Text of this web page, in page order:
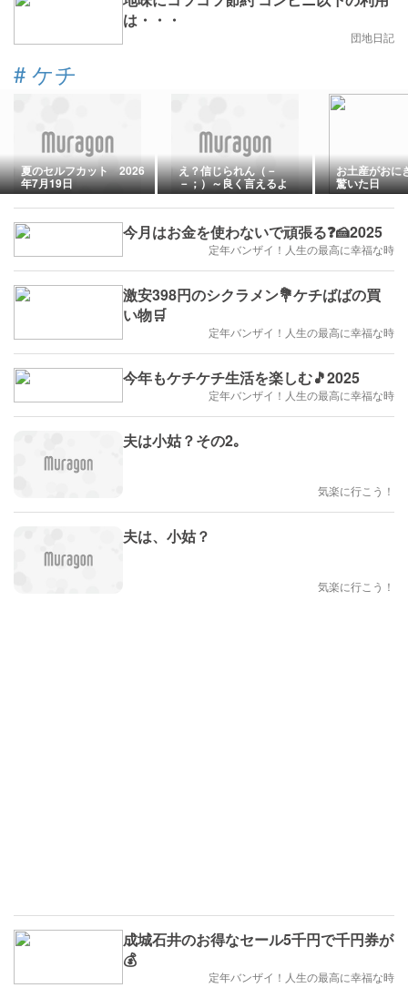
は・・・
団地日記
# ケチ
夏のセルフカット 2026
年7月19日
え？信じられん（－
－；）～良く言えるよ
ね・・・～☆
お土産がおに
驚いた日
今月はお金を使わないで頑張る❓🍰2025
定年バンザイ！人生の最高に幸福な時
激安398円のシクラメン💐ケチばばの買
い物🛒
定年バンザイ！人生の最高に幸福な時
今年もケチケチ生活を楽しむ🎵2025
定年バンザイ！人生の最高に幸福な時
夫は小姑？その2｡
気楽に行こう！
夫は、小姑？
気楽に行こう！
成城石井のお得なセール5千円で千円券が
💰
定年バンザイ！人生の最高に幸福な時